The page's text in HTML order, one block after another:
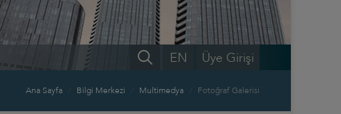
Üye Girişi
EN
Ana Sayfa Bilgi Merkezi Multimedya Fotoğraf Galerisi